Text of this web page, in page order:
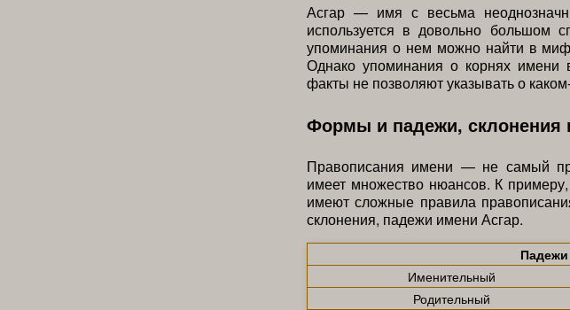
Асгар — имя с весьма
используется в довольно большом
упоминания о нем можно найти в
Однако упоминания о корнях
факты не позволяют указывать о
Формы и падежи, склонения
Правописания имени — не самый
имеет множество нюансов. К
имеют сложные правила
склонения, падежи имени Асгар.
Именительный
Родительный